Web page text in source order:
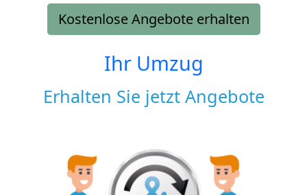
Kostenlose Angebote erhalten
Ihr Umzug
Erhalten Sie jetzt Angebote